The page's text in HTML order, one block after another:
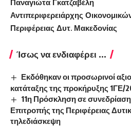
Παναγιώτα Γκατζαβέλη
Αντιπεριφερειάρχης
Περιφέρειας Δυτ. Μακεδονίας
Ίσως να ενδιαφέρει ...
Εκδόθηκαν οι προσωρινοί
κατάταξης της προκήρυξης 1ΓΕ/
11η Πρόσκληση σε
Επιτροπής της Περιφέρειας
τηλεδιάσκεψη